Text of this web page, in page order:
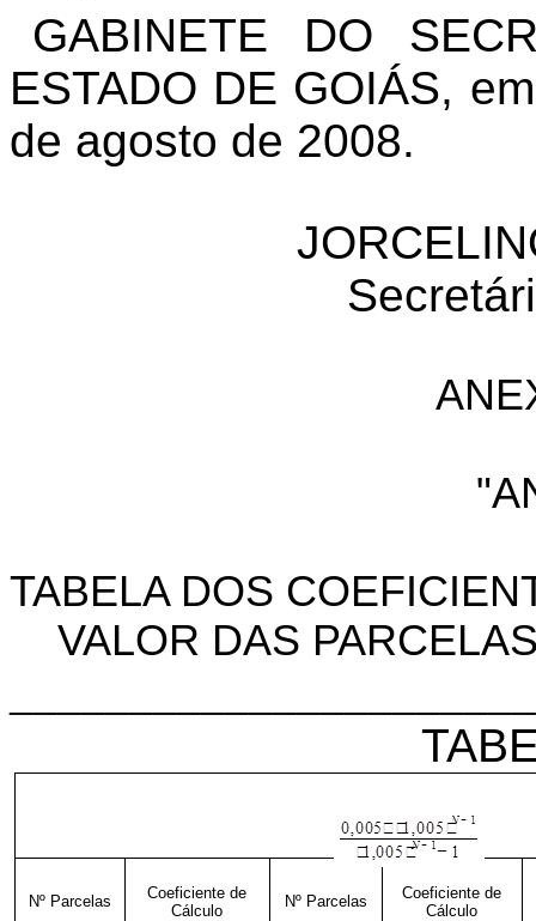
GABINETE DO
ESTADO DE GOIÁS,
de agosto de 2008.
TABELA DOS
VALOR DAS
Nº Parcelas
Coeficiente de
Cálculo
Nº Parcelas
Coeficiente de
Cálculo